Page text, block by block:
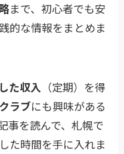
まで、初心者でも安
的な情報をまとめま
た収入 （定期）を得
ラブにも興味がある
事を読んで、札幌で
た時間を手に入れま